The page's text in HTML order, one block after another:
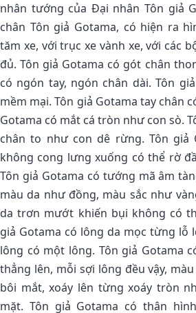
nhân tướng của Ðại nhân Tôn giả
chân Tôn giả Gotama, có hiện ra
tăm xe, với trục xe vành xe, với các
đủ. Tôn giả Gotama có gót chân
có ngón tay, ngón chân dài. Tôn
mềm mại. Tôn giả Gotama tay chân
Gotama có mắt cá tròn như con sò.
chân to như con dê rừng. Tôn giả
không cong lưng xuống có thể rờ
Tôn giả Gotama có tướng mã âm
màu da như đồng, màu sắc như
da trơn mướt khiến bụi không có
giả Gotama có lông da mọc từng lỗ
lông có một lông. Tôn giả Gotama
thẳng lên, mỗi sợi lông đều vậy,
bôi mắt, xoáy lên từng xoáy tròn
mặt. Tôn giả Gotama có thân